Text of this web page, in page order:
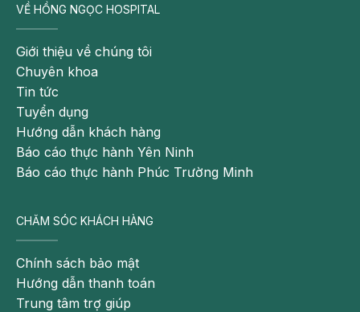
VỀ HỒNG NGỌC HOSPITAL
Giới thiệu về chúng tôi
Chuyên khoa
Tin tức
Tuyển dụng
Hướng dẫn khách hàng
Báo cáo thực hành Yên Ninh
Báo cáo thực hành Phúc Trường Minh
CHĂM SÓC KHÁCH HÀNG
Chính sách bảo mật
Hướng dẫn thanh toán
Trung tâm trợ giúp